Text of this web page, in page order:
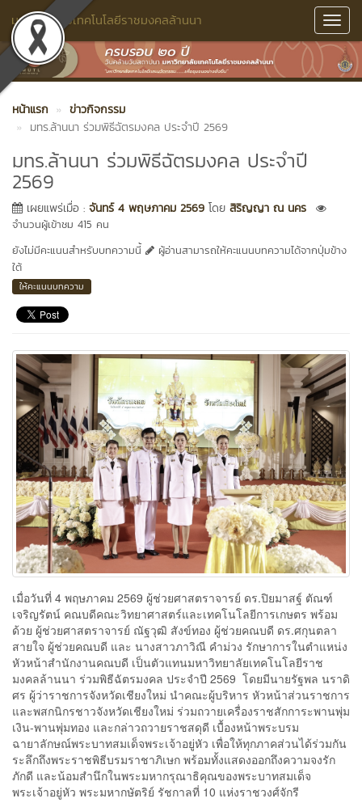
มหาวิทยาลัยเทคโนโลยีราชมงคลล้านนา
หน้าแรก
ข่าวกิจกรรม
มทร.ล้านนา ร่วมพิธีฉัตรมงคล ประจำปี 2569
มทร.ล้านนา ร่วมพิธีฉัตรมงคล ประจำปี
2569
เผยแพร่เมื่อ : จันทร์ 4 พฤษภาคม 2569 โดย สิริญญา ณ นคร
จำนวนผู้เข้าชม 415 คน
ยังไม่มีคะแนนสำหรับบทความนี้
ผู้อ่านสามารถให้คะแนนบทความได้จากปุ่มข้าง
ใต้
ให้คะแนนบทความ
เมื่อวันที่ 4 พฤษภาคม 2569 ผู้ช่วยศาสตราจารย์ ดร.ปิยมาสฐ์ ตัณฑ์
เจริญรัตน์ คณบดีคณะวิทยาศาสตร์และเทคโนโลยีการเกษตร พร้อม
ด้วย ผู้ช่วยศาสตราจารย์ ณัฐวุฒิ สังข์ทอง ผู้ช่วยคณบดี ดร.ศกุนตลา
สายใจ ผู้ช่วยคณบดี และ นางสาวภาวิณี คำม่วง รักษาการในตำแหน่ง
หัวหน้าสำนักงานคณบดี เป็นตัวแทนมหาวิทยาลัยเทคโนโลยีราช
มงคลล้านนา ร่วมพิธีฉัตรมงคล ประจำปี 2569 โดยมีนายรัฐพล นราดิ
ศร ผู้ว่าราชการจังหวัดเชียงใหม่ นำคณะผู้บริหาร หัวหน้าส่วนราชการ
และพสกนิกรชาวจังหวัดเชียงใหม่ ร่วมถวายเครื่องราชสักการะพานพุ่ม
เงิน-พานพุ่มทอง และกล่าวถวายราชสดุดี เบื้องหน้าพระบรม
ฉายาลักษณ์พระบาทสมเด็จพระเจ้าอยู่หัว เพื่อให้ทุกภาคส่วนได้ร่วมกัน
ระลึกถึงพระราชพิธีบรมราชาภิเษก พร้อมทั้งแสดงออกถึงความจงรัก
ภักดี และน้อมสำนึกในพระมหากรุณาธิคุณของพระบาทสมเด็จ
พระเจ้าอยู่หัว พระมหากษัตริย์ รัชกาลที่ 10 แห่งราชวงศ์จักรี